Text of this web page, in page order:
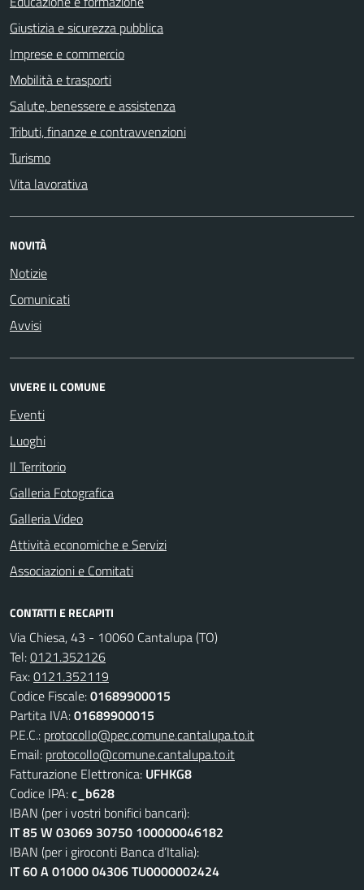
Giustizia e sicurezza pubblica
Imprese e commercio
Mobilità e trasporti
Salute, benessere e assistenza
Tributi, finanze e contravvenzioni
Turismo
Vita lavorativa
NOVITÀ
Notizie
Comunicati
Avvisi
VIVERE IL COMUNE
Eventi
Luoghi
Il Territorio
Galleria Fotografica
Galleria Video
Attività economiche e Servizi
Associazioni e Comitati
CONTATTI E RECAPITI
Via Chiesa, 43 - 10060 Cantalupa (TO)
Tel:0121.352126
Fax:0121.352119
Codice Fiscale:01689900015
Partita IVA:01689900015
P.E.C.: protocollo@pec.comune.cantalupa.to.it
Email: protocollo@comune.cantalupa.to.it
Fatturazione Elettronica: UFHKG8
Codice IPA:c_b628
IBAN (per i vostri bonifici bancari):
IT 85 W 03069 30750 100000046182
IBAN (per i giroconti Banca d’Italia):
IT 60 A 01000 04306 TU0000002424